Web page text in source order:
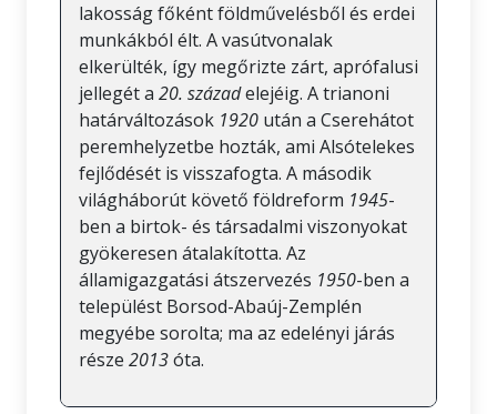
lakosság főként földművelésből és erdei
munkákból élt. A vasútvonalak
elkerülték, így megőrizte zárt, aprófalusi
jellegét a 20. századelejéig. A trianoni
határváltozások 1920 után a Cserehátot
peremhelyzetbe hozták, ami Alsótelekes
fejlődését is visszafogta. A második
világháborút követő földreform 1945-
ben a birtok- és társadalmi viszonyokat
gyökeresen átalakította. Az
államigazgatási átszervezés 1950-ben a
települést Borsod-Abaúj-Zemplén
megyébe sorolta; ma az edelényi járás
része 2013óta.